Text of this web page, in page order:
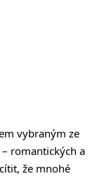
vybraným ze
romantických a
že mnohé